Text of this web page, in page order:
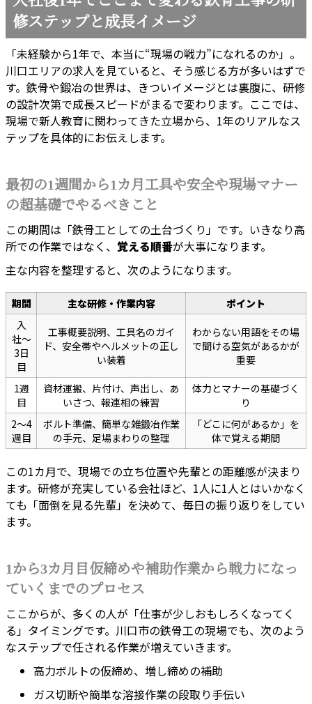
修ステップと成長イメージ
「未経験から1年で、本当に“現場の戦力”になれるのか」。
川口エリアの求人を見ていると、そう感じる方が多いはずで
す。鉄骨や鍛冶の世界は、きついイメージとは裏腹に、研修
の設計次第で成長スピードがまるで変わります。ここでは、
現場で新人教育に関わってきた立場から、1年のリアルなス
テップを具体的にお伝えします。
最初の1週間から1カ月工具や安全や現場マナー
の超基礎でやるべきこと
この期間は「鉄骨工としての土台づくり」です。いきなり高
所での作業ではなく、 覚える順番が大事になります。
主な内容を整理すると、次のようになります。
期間 主な研修・作業内容
ポイント
入
社〜
3日
目
工事概要説明、工具名のガイ
ド、安全帯やヘルメットの正し
い装着
わからない用語をその場
で聞ける空気があるかが
重要
1週
目
資材運搬、片付け、声出し、あ
いさつ、報連相の練習
体力とマナーの基礎づく
り
2〜4
週目
ボルト準備、簡単な雑鍛冶作業
の手元、足場まわりの整理
「どこに何があるか」を
体で覚える期間
この1カ月で、現場での立ち位置や先輩との距離感が決まり
ます。研修が充実している会社ほど、1人に1人とはいかなく
ても「面倒を見る先輩」を決めて、毎日の振り返りをしてい
ます。
1から3カ月目仮締めや補助作業から戦力になっ
ていくまでのプロセス
ここからが、多くの人が「仕事が少しおもしろくなってく
る」タイミングです。川口市の鉄骨工の現場でも、次のよう
なステップで任される作業が増えていきます。
高力ボルトの仮締め、増し締めの補助
ガス切断や簡単な溶接作業の段取り手伝い